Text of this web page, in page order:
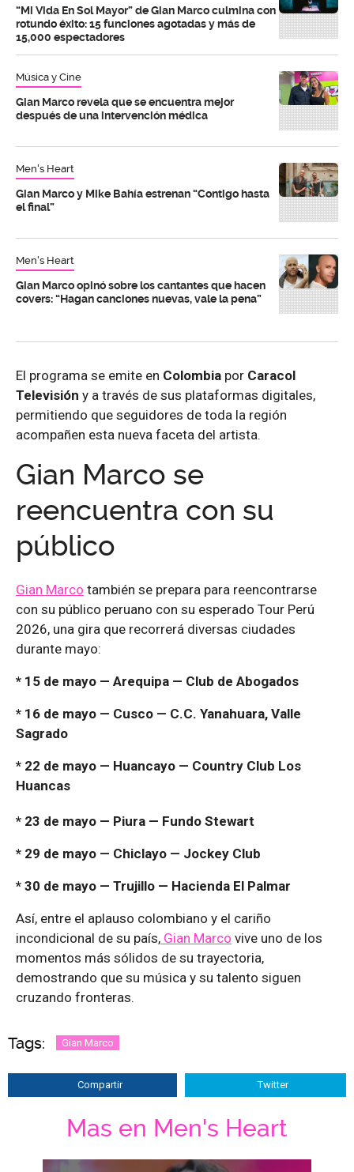
“Mi Vida En Sol Mayor” de Gian Marco culmina con
rotundo éxito: 15 funciones agotadas y más de
15,000 espectadores
Música y Cine
Gian Marco revela que se encuentra mejor
después de una intervención médica
Men's Heart
Gian Marco y Mike Bahía estrenan “Contigo hasta
el final”
Men's Heart
Gian Marco opinó sobre los cantantes que hacen
covers: “Hagan canciones nuevas, vale la pena”
El programa se emite en Colombia por Caracol
Televisión y a través de sus plataformas digitales,
permitiendo que seguidores de toda la región
acompañen esta nueva faceta del artista.
Gian Marco se
reencuentra con su
público
Gian Marco también se prepara para reencontrarse
con su público peruano con su esperado Tour Perú
2026, una gira que recorrerá diversas ciudades
durante mayo:
* 15 de mayo — Arequipa — Club de Abogados
* 16 de mayo — Cusco — C.C. Yanahuara, Valle
Sagrado
* 22 de mayo — Huancayo — Country Club Los
Huancas
* 23 de mayo — Piura — Fundo Stewart
* 29 de mayo — Chiclayo — Jockey Club
* 30 de mayo — Trujillo — Hacienda El Palmar
Así, entre el aplauso colombiano y el cariño
incondicional de su país, Gian Marco vive uno de los
momentos más sólidos de su trayectoria,
demostrando que su música y su talento siguen
cruzando fronteras.
Tags: Gian Marco
Compartir Twitter
Mas en Men's Heart